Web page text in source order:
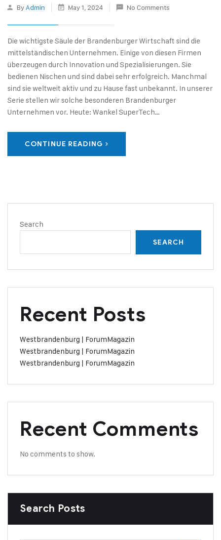
By Admin May 1, 2024 No Comments
Die wichtigste Säule der Brandenburger Wirtschaft sind die
mittelständischen Unternehmen. Einige von diesen Firmen
überzeugen durch Innovation und Spezialisierungen. Sie
bedienen Nischen und sind dabei sehr erfolgreich. Manchmal
sind sie weltweit aktiv und zu Hause fast unbekannt. In unserer
Serie stellen wir solche besonderen Brandenburger
Unternehmen vor. Heute: Wankel SuperTech…
CONTINUE READING
Search
SEARCH
Recent Posts
Westbrandenburg | ForumMagazin
Westbrandenburg | ForumMagazin
Westbrandenburg | ForumMagazin
Recent Comments
No comments to show.
Search Posts